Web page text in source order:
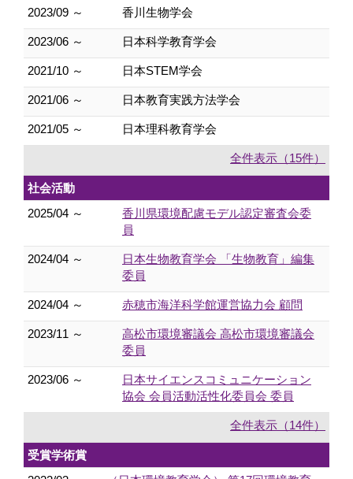
2023/09 ～
香川生物学会
2023/06 ～ 日本科学教育学会
2021/10 ～ 日本STEM学会
2021/06 ～ 日本教育実践方法学会
2021/05 ～ 日本理科教育学会
全件表示（15件）
社会活動
2025/04 ～
香川県環境配慮モデル認定審査会委
員
2024/04 ～
日本生物教育学会 「生物教育」編集
委員
2024/04 ～ 赤穂市海洋科学館運営協力会 顧問
2023/11 ～
高松市環境審議会 高松市環境審議会
委員
2023/06 ～
日本サイエンスコミュニケーション
協会 会員活動活性化委員会 委員
全件表示（14件）
受賞学術賞